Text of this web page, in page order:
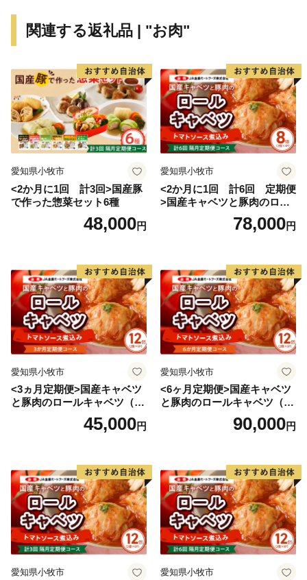
永平寺町では、「活力とぬくもりのある町」づくりのた
を元気にするための地域づくり、人づくりのため当町が
取り組む施策への応援をお願いします。
ふるさとに今も思いを寄せてくださる皆様の、温かいご
支援をお待ちしています。
〈プライバシーポリシー（個人情報保護方針）につい
て〉
って管理し、関係法令で定められた場合を除き、第三者
なお、お客様からいただいた個人情報は、商品の発送、
事務連絡、いただいたふるさと納税の使い道に関する報
告、永平寺町が主催・出展するふるさと納税関連イベン
ト情報の提供及び永平寺町のふるさと納税に関する情報
提供のために使用させていただき、その手段として、電
子メールの配信やパンフレット等の資料の郵送をさせて
いただくことがあります。
御不明な点や、電子メールの配信又は資料の郵送停止等
のご希望がございましたら、ふるさと納税担当(contact-
eiheiji@orebo.jp)までご連絡ください。
関連する返礼品 | "お肉"
愛知県小牧市
<2か月に1回 計3回>国産豚
で作った惣菜セット6種
48,000円
愛知県小牧市
<2か月に1回 計6回 定期便
>国産キャベツと豚肉のロー
ルキャベツ（4P入り）
78,000円
愛知県小牧市
<3ヵ月定期便>国産キャベツ
と豚肉のロールキャベツ（6P
45,000円
愛知県小牧市
<6ヶ月定期便>国産キャベツ
と豚肉のロールキャベツ（6P
90,000円
愛知県小牧市 愛知県小牧市